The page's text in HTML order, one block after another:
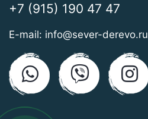
+7 (915) 190 47 47
E-mail: info@sever-derevo.ru